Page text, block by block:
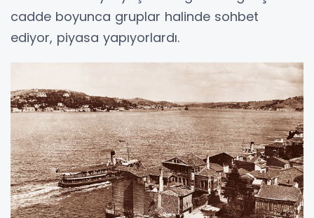
cadde boyunca gruplar halinde sohbet
ediyor, piyasa yapıyorlardı.